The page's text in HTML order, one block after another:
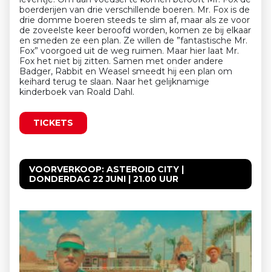
boerderijen van drie verschillende boeren. Mr. Fox is de
drie domme boeren steeds te slim af, maar als ze voor
de zoveelste keer beroofd worden, komen ze bij elkaar
en smeden ze een plan. Ze willen de ”fantastische Mr.
Fox” voorgoed uit de weg ruimen. Maar hier laat Mr.
Fox het niet bij zitten. Samen met onder andere
Badger, Rabbit en Weasel smeedt hij een plan om
keihard terug te slaan. Naar het gelijknamige
kinderboek van Roald Dahl.
TICKETS
VOORVERKOOP: ASTEROID CITY |
DONDERDAG 22 JUNI | 21.00 UUR